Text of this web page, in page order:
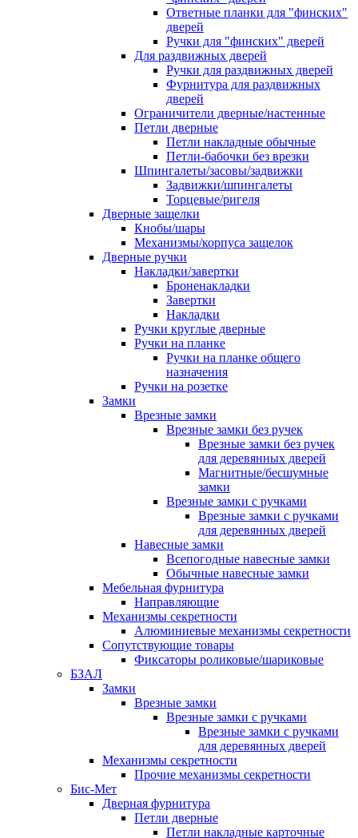
Ответные планки для "финских"
дверей
Ручки для "финских" дверей
Для раздвижных дверей
Ручки для раздвижных дверей
Фурнитура для раздвижных
дверей
Ограничители дверные/настенные
Петли дверные
Петли накладные обычные
Петли-бабочки без врезки
Шпингалеты/засовы/задвижки
Задвижки/шпингалеты
Торцевые/ригеля
Дверные защелки
Кнобы/шары
Механизмы/корпуса защелок
Дверные ручки
Накладки/завертки
Броненакладки
Завертки
Накладки
Ручки круглые дверные
Ручки на планке
Ручки на планке общего
назначения
Ручки на розетке
Замки
Врезные замки
Врезные замки без ручек
Врезные замки без ручек
для деревянных дверей
Магнитные/бесшумные
замки
Врезные замки с ручками
Врезные замки с ручками
для деревянных дверей
Навесные замки
Всепогодные навесные замки
Обычные навесные замки
Мебельная фурнитура
Направляющие
Механизмы секретности
Алюминиевые механизмы секретности
Сопутствующие товары
Фиксаторы роликовые/шариковые
БЗАЛ
Замки
Врезные замки
Врезные замки с ручками
Врезные замки с ручками
для деревянных дверей
Механизмы секретности
Прочие механизмы секретности
Бис-Мет
Дверная фурнитура
Петли дверные
Петли накладные карточные